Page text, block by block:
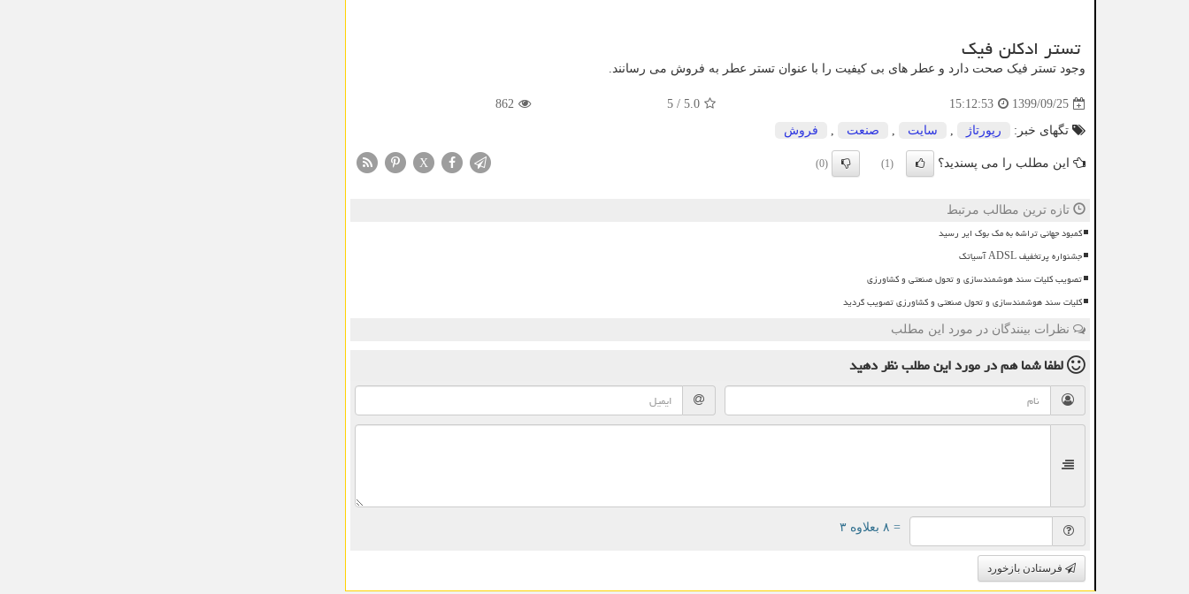
تستر ادکلن فیک
وجود تستر فیک صحت دارد و عطر های بی کیفیت را با عنوان تستر عطر به فروش می رسانند.
1399/09/25
15:12:53
5.0
/
5
862
تگهای خبر: رپورتاژ , سایت , صنعت , فروش
این مطلب را می پسندید؟ (1)
(0)
X
تازه ترین مطالب مرتبط
کمبود جهانی تراشه به مک بوک ایر رسید
جشنواره پرتخفیف ADSL آسیاتک
تصویب کلیات سند هوشمندسازی و تحول صنعتی و کشاورزی
کلیات سند هوشمندسازی و تحول صنعتی و کشاورزی تصویب گردید
نظرات بینندگان در مورد این مطلب
لطفا شما همدر مورد این مطلبنظر دهید
= ۸ بعلاوه ۳
فرستادن بازخورد